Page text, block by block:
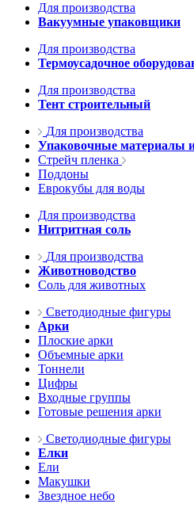
Для производства
Вакуумные упаковщики
Для производства
Термоусадочное
Для производства
Тент строительный
Для производства
Упаковочные материалы
Стрейч пленка
Поддоны
Еврокубы для воды
Для производства
Нитритная соль
Для производства
Животноводство
Соль для животных
Светодиодные фигуры
Арки
Плоские арки
Объемные арки
Тоннели
Цифры
Входные группы
Готовые решения арки
Светодиодные фигуры
Елки
Ели
Макушки
Звездное небо